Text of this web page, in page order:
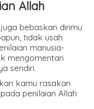
Allah
bebaskan dirimu
tidak usah
manusia-
mengomentari
sendiri.
kamu rasakan
penilaian Allah